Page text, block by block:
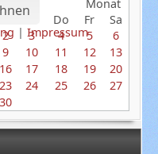
Di Mi Do Fr
Sa
2 3 4 5
6
9 10 11 12
13
16 17 18 19
20
23 24 25 26
27
30
| Impressum